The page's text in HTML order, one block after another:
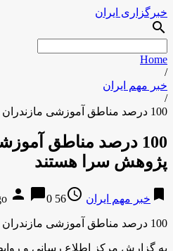
خبرگزاری ایران
search
Home
/
خبر مهم ایران
/
100 درصد مناطق آموزشی مازندران دارای پژوهش سرا هستند
100 درصد مناطق
پژوهش سرا هستند
bookmark خبر مهم ایران access_time
56 years ago
person chat_bubble0
100 درصد مناطق آموزشی مازندران دارای پژوهش سرا هستند
به گزارش مركز اطلاع رسانی و